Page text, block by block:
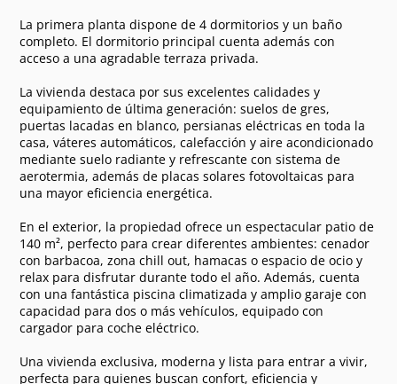
La primera planta dispone de 4 dormitorios y un baño
completo. El dormitorio principal cuenta además con
acceso a una agradable terraza privada.
La vivienda destaca por sus excelentes calidades y
equipamiento de última generación: suelos de gres,
puertas lacadas en blanco, persianas eléctricas en toda la
casa, váteres automáticos, calefacción y aire acondicionado
mediante suelo radiante y refrescante con sistema de
aerotermia, además de placas solares fotovoltaicas para
una mayor eficiencia energética.
En el exterior, la propiedad ofrece un espectacular patio de
140 m², perfecto para crear diferentes ambientes: cenador
con barbacoa, zona chill out, hamacas o espacio de ocio y
relax para disfrutar durante todo el año. Además, cuenta
con una fantástica piscina climatizada y amplio garaje con
capacidad para dos o más vehículos, equipado con
cargador para coche eléctrico.
Una vivienda exclusiva, moderna y lista para entrar a vivir,
perfecta para quienes buscan confort, eficiencia y